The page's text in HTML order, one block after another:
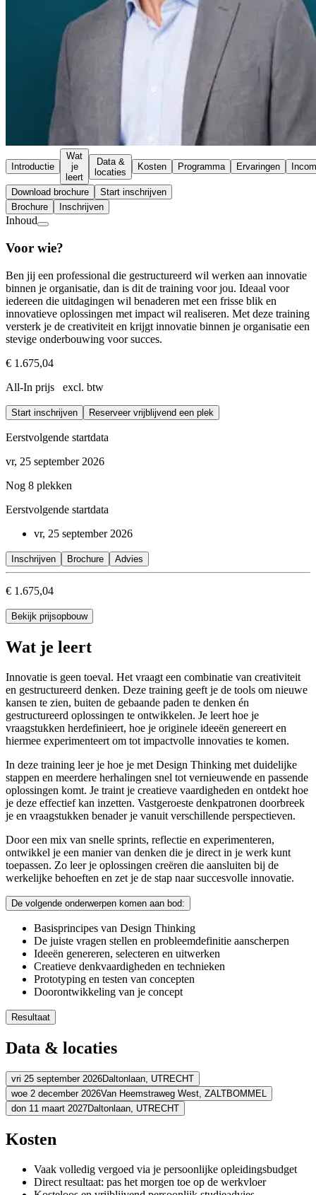
Introductie
Wat
je
leert
Data &
locaties
Kosten Programma Ervaringen
Download brochure
Start inschrijven
Brochure
Inschrijven
Inhoud
Voor wie?
Ben jij een professional die gestructureerd wil werken aan innovatie
binnen je organisatie, dan is dit de training voor jou. Ideaal voor
iedereen die uitdagingen wil benaderen met een frisse blik en
innovatieve oplossingen met impact wil realiseren. Met deze training
versterk je de creativiteit en krijgt innovatie binnen je organisatie een
stevige onderbouwing voor succes.
€ 1.675,04
All-In prijs excl. btw
Start inschrijven Reserveer vrijblijvend een plek
Eerstvolgende startdata
vr, 25 september 2026
Nog 8 plekken
Eerstvolgende startdata
vr, 25 september 2026
Inschrijven Brochure Advies
€ 1.675,04
Bekijk prijsopbouw
Wat je leert
Innovatie is geen toeval. Het vraagt een combinatie van creativiteit
en gestructureerd denken. Deze training geeft je de tools om nieuwe
kansen te zien, buiten de gebaande paden te denken én
gestructureerd oplossingen te ontwikkelen. Je leert hoe je
vraagstukken herdefinieert, hoe je originele ideeën genereert en
hiermee experimenteert om tot impactvolle innovaties te komen.
In deze training leer je hoe je met Design Thinking met duidelijke
stappen en meerdere herhalingen snel tot vernieuwende en passende
oplossingen komt. Je traint je creatieve vaardigheden en ontdekt hoe
je deze effectief kan inzetten. Vastgeroeste denkpatronen doorbreek
je en vraagstukken benader je vanuit verschillende perspectieven.
Door een mix van snelle sprints, reflectie en experimenteren,
ontwikkel je een manier van denken die je direct in je werk kunt
toepassen. Zo leer je oplossingen creëren die aansluiten bij de
werkelijke behoeften en zet je de stap naar succesvolle innovatie.
De volgende onderwerpen komen aan bod:
Basisprincipes van Design Thinking
De juiste vragen stellen en probleemdefinitie aanscherpen
Ideeën genereren, selecteren en uitwerken
Creatieve denkvaardigheden en technieken
Prototyping en testen van concepten
Doorontwikkeling van je concept
Resultaat
Je stelt de juiste vragen om tot passende oplossingen te komen
Je ontwikkelt een creatieve en innovatieve mindset
Je beschikt over creatieve denktechnieken om tot nieuwe
Je experimenteert met prototypes en komt tot conclusies
Je zet Design Thinking in voor innovatie binnen jouw
Data & locaties
vri 25 september 2026Daltonlaan, UTRECHT
Adres
Bekijk route
€ 1.675,04
woe 2 december 2026Van Heemstraweg West, ZALTBOMMEL
Adres
Schouten & Nelissen
Prijs
don 11 maart 2027Daltonlaan, UTRECHT
Adres
Bekijk route
Kosten
Vaak volledig vergoed via je persoonlijke opleidingsbudget
Direct resultaat: pas het morgen toe op de werkvloer